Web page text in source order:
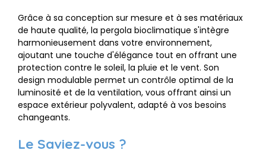
Grâce à sa conception sur mesure et à ses matériaux
de haute qualité, la pergola bioclimatique s'intègre
harmonieusement dans votre environnement,
ajoutant une touche d'élégance tout en offrant une
protection contre le soleil, la pluie et le vent. Son
design modulable permet un contrôle optimal de la
luminosité et de la ventilation, vous offrant ainsi un
espace extérieur polyvalent, adapté à vos besoins
changeants.
Le Saviez-vous ?